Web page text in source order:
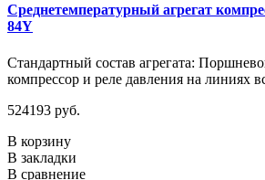
Среднетемпературный агрегат
84Y
Стандартный состав агрегата:
компрессор и реле давления на линиях
524193 руб.
В корзину
В закладки
В сравнение